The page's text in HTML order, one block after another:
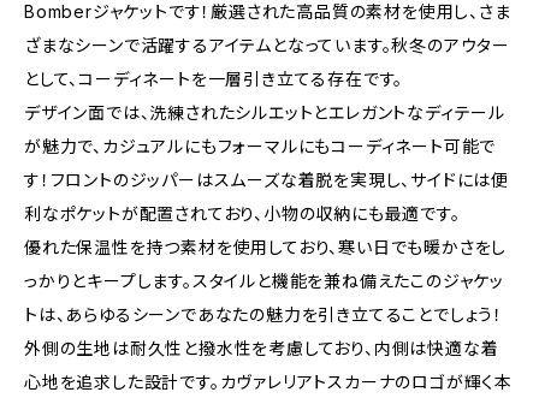
Bomberジャケットです！厳選された高品質の素材を使用し、さま
ざまなシーンで活躍するアイテムとなっています。秋冬のアウター
として、コーディネートを一層引き立てる存在です。
デザイン面では、洗練されたシルエットとエレガントなディテール
が魅力で、カジュアルにもフォーマルにもコーディネート可能で
す！フロントのジッパーはスムーズな着脱を実現し、サイドには便
利なポケットが配置されており、小物の収納にも最適です。
優れた保温性を持つ素材を使用しており、寒い日でも暖かさをし
っかりとキープします。スタイルと機能を兼ね備えたこのジャケッ
トは、あらゆるシーンであなたの魅力を引き立てることでしょう！
外側の生地は耐久性と撥水性を考慮しており、内側は快適な着
心地を追求した設計です。カヴァレリアトスカーナのロゴが輝く本